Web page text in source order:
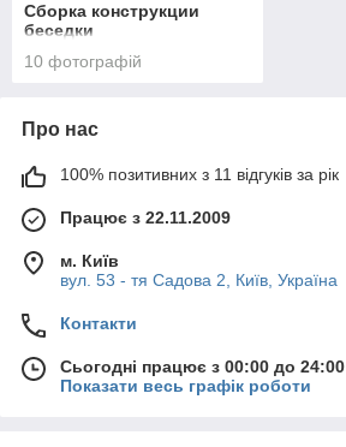
Сборка конструкции
беседки
10 фотографій
Про нас
100% позитивних з 11 відгуків за рік
Працює з 22.11.2009
м. Київ
вул. 53 - тя Садова 2, Київ, Україна
Контакти
Сьогодні працює з 00:00 до 24:00
Показати весь графік роботи